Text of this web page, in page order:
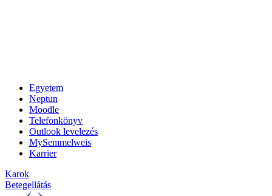
Egyetem
Neptun
Moodle
Telefonkönyv
Outlook levelezés
MySemmelweis
Karrier
Karok
Betegellátás